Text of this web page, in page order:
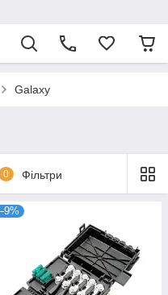
Galaxy
0 Фільтри